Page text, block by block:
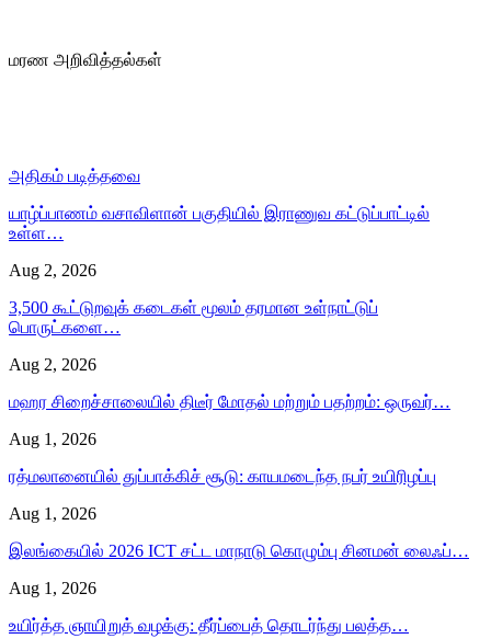
மரண அறிவித்தல்கள்
அதிகம் படித்தவை
யாழ்ப்பாணம் வசாவிளான் பகுதியில் இராணுவ கட்டுப்பாட்டில்
உள்ள…
Aug 2, 2026
3,500 கூட்டுறவுக் கடைகள் மூலம் தரமான உள்நாட்டுப்
பொருட்களை…
Aug 2, 2026
மஹர சிறைச்சாலையில் திடீர் மோதல் மற்றும் பதற்றம்: ஒருவர்…
Aug 1, 2026
ரத்மலானையில் துப்பாக்கிச் சூடு: காயமடைந்த நபர் உயிரிழப்பு
Aug 1, 2026
இலங்கையில் 2026 ICT சட்ட மாநாடு கொழும்பு சினமன் லைஃப்…
Aug 1, 2026
உயிர்த்த ஞாயிறுத் வழக்கு: தீர்ப்பைத் தொடர்ந்து பலத்த…